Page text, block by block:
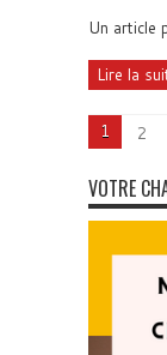
Un article
Lire la
1 2
VOTRE